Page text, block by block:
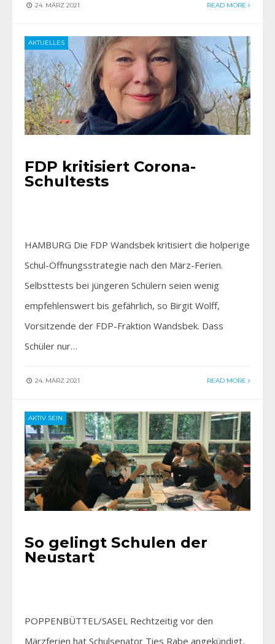
24. MÄRZ 2021 READ MORE
AKTUELLES
FDP kritisiert Corona-
Schultests
HAMBURG Die FDP Wandsbek kritisiert die holperige
Schul-Öffnungsstrategie nach den März-Ferien.
Selbsttests bei jüngeren Schülern seien wenig
empfehlenswert bis gefährlich, so Birgit Wolff,
Vorsitzende der FDP-Fraktion Wandsbek. Dass
Schüler nur…
24. MÄRZ 2021 READ MORE
AKTIV SEIN
So gelingt Schulen der
Neustart
POPPENBÜTTEL/SASEL Rechtzeitig vor den
Märzferien hat Schulsenator Ties Rabe angekündigt,